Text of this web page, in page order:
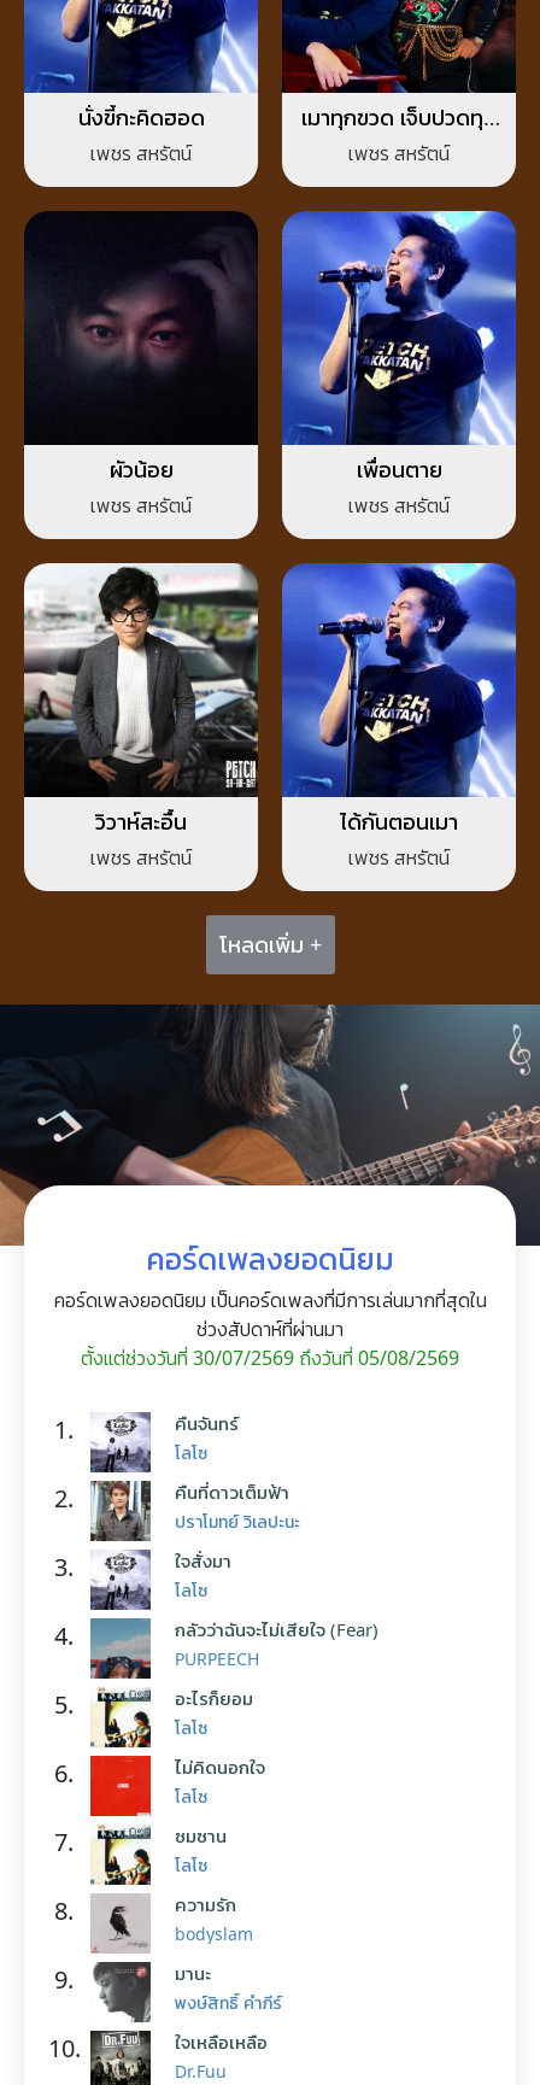
นั่งขี้กะคิดฮอด
เพชร สหรัตน์
เมาทุกขวด เจ็บปวดทุก
เพลง
เพชร สหรัตน์
ผัวน้อย
เพชร สหรัตน์
เพื่อนตาย
เพชร สหรัตน์
วิวาห์สะอื้น
เพชร สหรัตน์
ได้กันตอนเมา
เพชร สหรัตน์
โหลดเพิ่ม +
คอร์ดเพลงยอดนิยม
คอร์ดเพลงยอดนิยม เป็นคอร์ดเพลงที่มีการเล่นมากที่สุดใน
ช่วงสัปดาห์ที่ผ่านมา
ตั้งแต่ช่วงวันที่ 30/07/2569 ถึงวันที่ 05/08/2569
1. คืนจันทร์
โลโซ
2. คืนที่ดาวเต็มฟ้า
ปราโมทย์ วิเลปะนะ
3. ใจสั่งมา
โลโซ
4. กลัวว่าฉันจะไม่เสียใจ (Fear)
PURPEECH
5. อะไรก็ยอม
โลโซ
6. ไม่คิดนอกใจ
โลโซ
7. ซมซาน
โลโซ
8. ความรัก
bodyslam
9. มานะ
พงษ์สิทธิ์ คำภีร์
10. ใจเหลือเหลือ
Dr.Fuu